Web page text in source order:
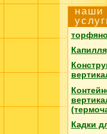
наши
Кадки